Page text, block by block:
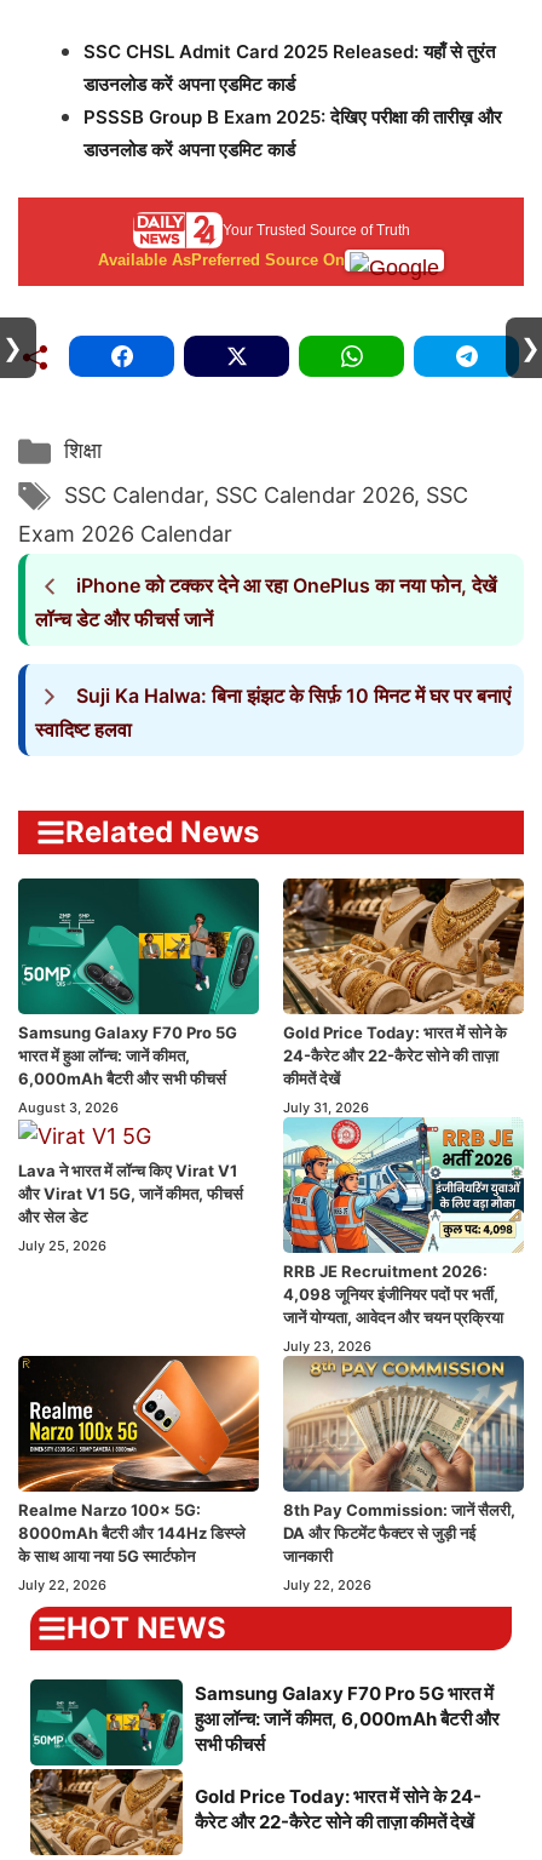
SSC CHSL Admit Card 2025 Released: यहाँ से तुरंत
डाउनलोड करें अपना एडमिट कार्ड
PSSSB Group B Exam 2025: देखिए परीक्षा की तारीख़ और
डाउनलोड करें अपना एडमिट कार्ड
Your Trusted Source of Truth
Available AsPreferred Source On
Categories
शिक्षा
Tags
SSC Calendar, SSC Calendar 2026, SSC
Exam 2026 Calendar
iPhone को टक्कर देने आ रहा OnePlus का नया फोन, देखें
लॉन्च डेट और फीचर्स जानें
Suji Ka Halwa: बिना झंझट के सिर्फ़ 10 मिनट में घर पर बनाएं
स्वादिष्ट हलवा
Related News
Samsung Galaxy F70 Pro 5G
भारत में हुआ लॉन्च: जानें कीमत,
6,000mAh बैटरी और सभी फीचर्स
August 3, 2026
Gold Price Today: भारत में सोने के
24-कैरेट और 22-कैरेट सोने की ताज़ा
कीमतें देखें
July 31, 2026
Lava ने भारत में लॉन्च किए Virat V1
और Virat V1 5G, जानें कीमत, फीचर्स
और सेल डेट
July 25, 2026
RRB JE Recruitment 2026:
4,098 जूनियर इंजीनियर पदों पर भर्ती,
जानें योग्यता, आवेदन और चयन प्रक्रिया
July 23, 2026
Realme Narzo 100x 5G:
8000mAh बैटरी और 144Hz डिस्प्ले
के साथ आया नया 5G स्मार्टफोन
July 22, 2026
8th Pay Commission: जानें सैलरी,
DA और फिटमेंट फैक्टर से जुड़ी नई
जानकारी
July 22, 2026
HOT NEWS
Samsung Galaxy F70 Pro 5G भारत में
हुआ लॉन्च: जानें कीमत, 6,000mAh बैटरी और
सभी फीचर्स
Gold Price Today: भारत में सोने के 24-
कैरेट और 22-कैरेट सोने की ताज़ा कीमतें देखें
❯ ❯